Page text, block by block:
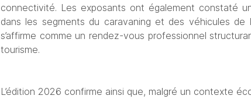
connectivité. Les exposants ont également constaté
dans les segments du caravaning et des véhicules
s’affirme comme un rendez-vous professionnel
tourisme.
L’édition 2026 confirme ainsi que, malgré un contexte